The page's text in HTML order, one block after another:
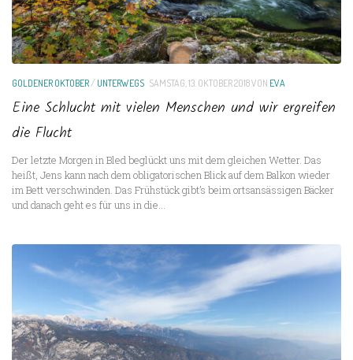
GOLDENER OKTOBER/UNTERWEGS SAMSTAG, 13. OKTOBER 2018VON EVA
Eine Schlucht mit vielen Menschen und wir ergreifen
die Flucht
Der letzte Morgen in Bled beglückt uns mit dem gleichen Wetter. Das
heißt, Jens kann nach dem obligatorischen Blick auf dem Balkon wieder
im Bett verschwinden. Das Frühstück gibt’s beim ortsansässigen Bäcker
und danach geht es für uns in die...